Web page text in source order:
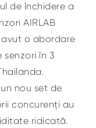
de închidere a
AIRLAB
o abordare
în 3
nou set de
concurenți au
ridicată.